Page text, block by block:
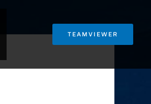
TEAMVIEWER